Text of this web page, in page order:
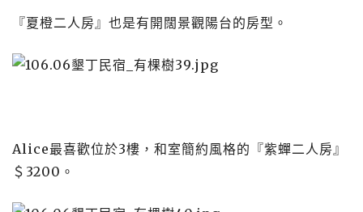
『夏橙二人房』也是有開闊景觀陽台的房型。
Alice最喜歡位於3樓，和室簡約風格的『紫蟬二人房』
＄3200。